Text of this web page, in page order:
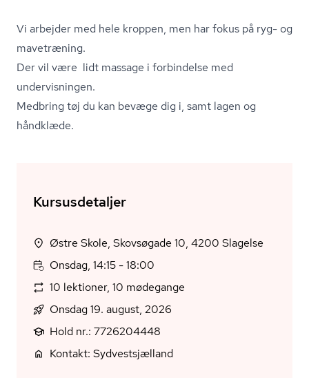
Vi arbejder med hele kroppen, men har fokus på ryg- og
mavetræning.
Der vil være lidt massage i forbindelse med
undervisningen.
Medbring tøj du kan bevæge dig i, samt lagen og
håndklæde.
Kursusdetaljer
Østre Skole, Skovsøgade 10, 4200 Slagelse
Onsdag, 14:15 - 18:00
10 lektioner, 10 mødegange
Onsdag 19. august, 2026
Hold nr.: 7726204448
Kontakt: Sydvestsjælland